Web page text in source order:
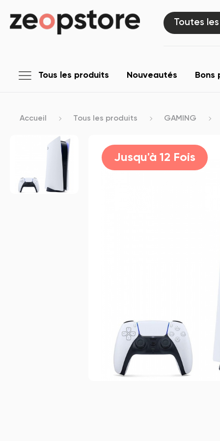
Toutes
Tous les produits Nouveautés Bons
Accueil Tous les produits GAMING